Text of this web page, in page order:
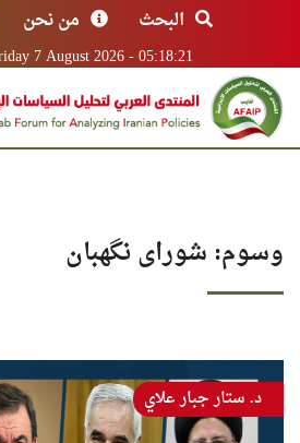
البحث من نحن
7 August 2026 - 05:18:21
وسوم: شورای نگهبان
د. ستار جبار علاي